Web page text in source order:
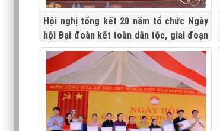
Hội nghị tổng kết 20 năm tổ chức Ngày
hội Đại đoàn kết toàn dân tộc, giai đoạn
2003 - 2023